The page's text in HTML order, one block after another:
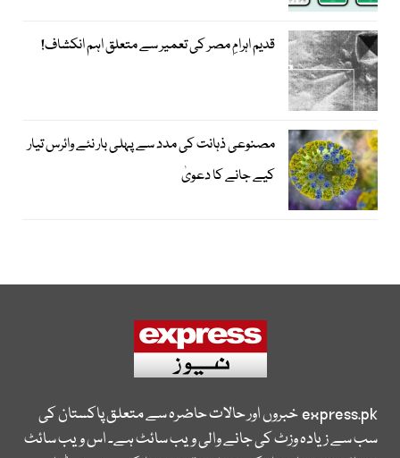
قدیم اہرامِ مصر کی تعمیر سے متعلق اہم انکشاف!
مصنوعی ذہانت کی مدد سے پہلی بار نئے وائرس تیار
کیے جانے کا دعویٰ
express.pkخبروں اور حالات حاضرہ سے متعلق پاکستان کی
سب سے زیادہ وزٹ کی جانے والی ویب سائٹ ہے۔ اس ویب سائٹ